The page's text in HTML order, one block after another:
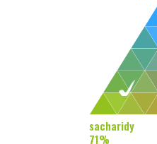
sacharidy
71%